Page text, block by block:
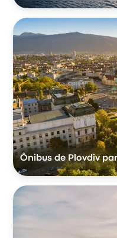
Ônibus de Plovdiv